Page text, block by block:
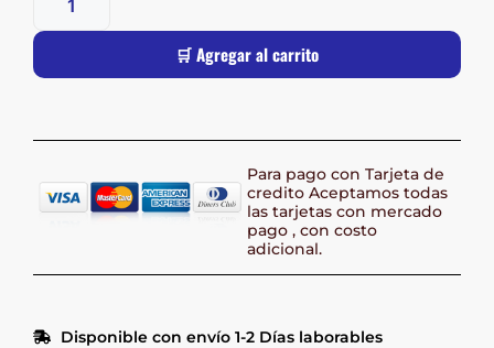
🛒 Agregar al carrito
Para pago con Tarjeta de
credito Aceptamos todas
las tarjetas con mercado
pago , con costo
adicional.
Disponible con envío 1-2 Días laborables